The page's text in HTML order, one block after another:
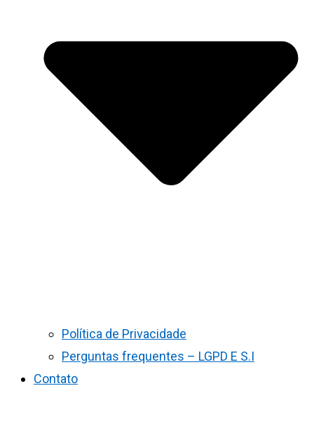
Política de Privacidade
Perguntas frequentes – LGPD E S.I
Contato